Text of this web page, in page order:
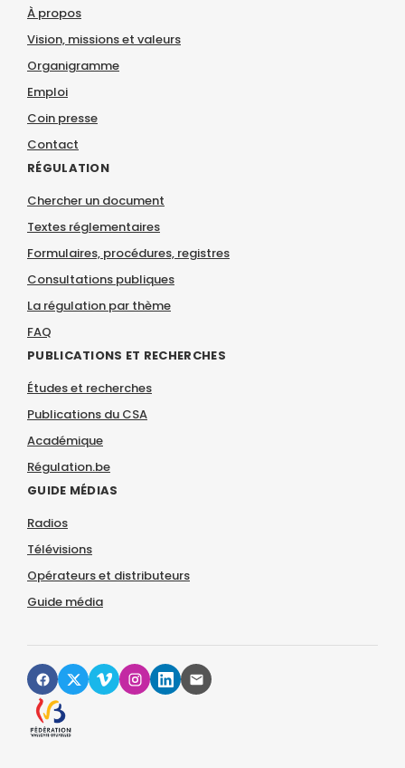
À propos
Vision, missions et valeurs
Organigramme
Emploi
Coin presse
Contact
RÉGULATION
Chercher un document
Textes réglementaires
Formulaires, procédures, registres
Consultations publiques
La régulation par thème
FAQ
PUBLICATIONS ET RECHERCHES
Études et recherches
Publications du CSA
Académique
Régulation.be
GUIDE MÉDIAS
Radios
Télévisions
Opérateurs et distributeurs
Guide média